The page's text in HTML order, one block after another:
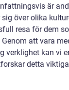
är
sig över olika
resa för dem
Genom att vara
verklighet kan vi
detta